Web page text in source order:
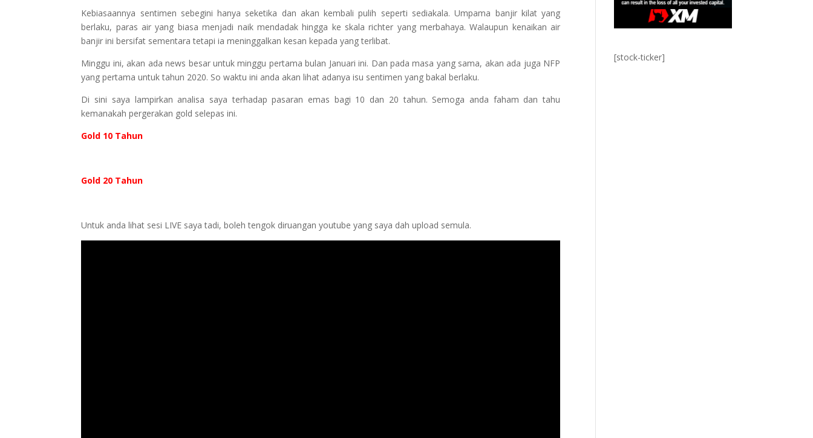
Kebiasaannya sentimen sebegini hanya seketika dan akan kembali pulih seperti sediakala. Umpama banjir kilat yang
berlaku, paras air yang biasa menjadi naik mendadak hingga ke skala richter yang merbahaya. Walaupun kenaikan air
banjir ini bersifat sementara tetapi ia meninggalkan kesan kepada yang terlibat.
Minggu ini, akan ada news besar untuk minggu pertama bulan Januari ini. Dan pada masa yang sama, akan ada juga NFP
yang pertama untuk tahun 2020. So waktu ini anda akan lihat adanya isu sentimen yang bakal berlaku.
Di sini saya lampirkan analisa saya terhadap pasaran emas bagi 10 dan 20 tahun. Semoga anda faham dan tahu
kemanakah pergerakan gold selepas ini.
Gold 10 Tahun
Gold 20 Tahun
Untuk anda lihat sesi LIVE saya tadi, boleh tengok diruangan youtube yang saya dah upload semula.
[stock-ticker]